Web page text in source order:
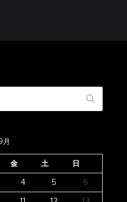
金 土 日
4 5 6